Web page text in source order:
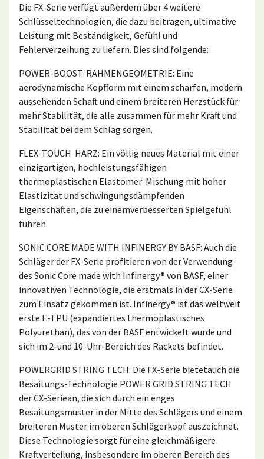
Die FX-Serie verfügt außerdem über 4 weitere
Schlüsseltechnologien, die dazu beitragen, ultimative
Leistung mit Beständigkeit, Gefühl und
Fehlerverzeihung zu liefern. Dies sind folgende:
POWER-BOOST-RAHMENGEOMETRIE: Eine
aerodynamische Kopfform mit einem scharfen, modern
aussehenden Schaft und einem breiteren Herzstück für
mehr Stabilität, die alle zusammen für mehr Kraft und
Stabilität bei dem Schlag sorgen.
FLEX-TOUCH-HARZ: Ein völlig neues Material mit einer
einzigartigen, hochleistungsfähigen
thermoplastischen Elastomer-Mischung mit hoher
Elastizität und schwingungsdämpfenden
Eigenschaften, die zu einemverbesserten Spielgefühl
führen.
SONIC CORE MADE WITH INFINERGY BY BASF: Auch die
Schläger der FX-Serie profitieren von der Verwendung
des Sonic Core made with Infinergy® von BASF, einer
innovativen Technologie, die erstmals in der CX-Serie
zum Einsatz gekommen ist. Infinergy® ist das weltweit
erste E-TPU (expandiertes thermoplastisches
Polyurethan), das von der BASF entwickelt wurde und
sich im 2-und 10-Uhr-Bereich des Rackets befindet.
POWERGRID STRING TECH: Die FX-Serie bietetauch die
Besaitungs-Technologie POWER GRID STRING TECH
der CX-Seriean, die sich durch ein enges
Besaitungsmuster in der Mitte des Schlägers und einem
breiteren Muster im oberen Schlägerkopf auszeichnet.
Diese Technologie sorgt für eine gleichmäßigere
Kraftverteilung, insbesondere im oberen Bereich des